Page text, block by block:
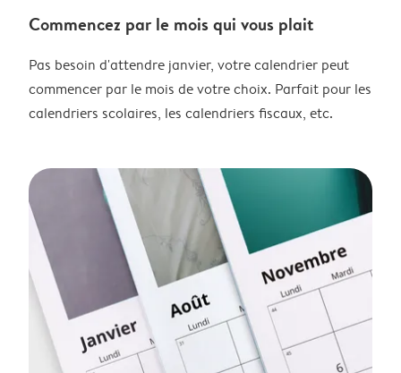
Commencez par le mois qui vous plait
Pas besoin d'attendre janvier, votre calendrier peut
commencer par le mois de votre choix. Parfait pour les
calendriers scolaires, les calendriers fiscaux, etc.